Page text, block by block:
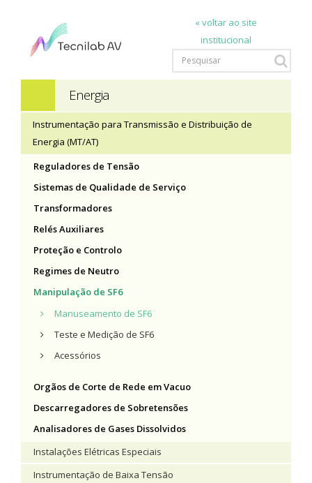
« voltar ao site
institucional
Energia
Instrumentação para Transmissão e Distribuição de
Energia (MT/AT)
Reguladores de Tensão
Sistemas de Qualidade de Serviço
Transformadores
Relés Auxiliares
Proteção e Controlo
Regimes de Neutro
Manipulação de SF6
Manuseamento de SF6
Teste e Medição de SF6
Acessórios
Orgãos de Corte de Rede em Vacuo
Descarregadores de Sobretensões
Analisadores de Gases Dissolvidos
Instalações Elétricas Especiais
Instrumentação de Baixa Tensão